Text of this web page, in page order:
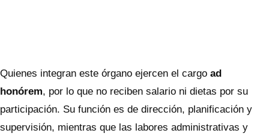
Quienes integran este órgano ejercen el cargo ad
honórem, por lo que no reciben salario ni dietas por su
participación. Su función es de dirección, planificación y
supervisión, mientras que las labores administrativas y